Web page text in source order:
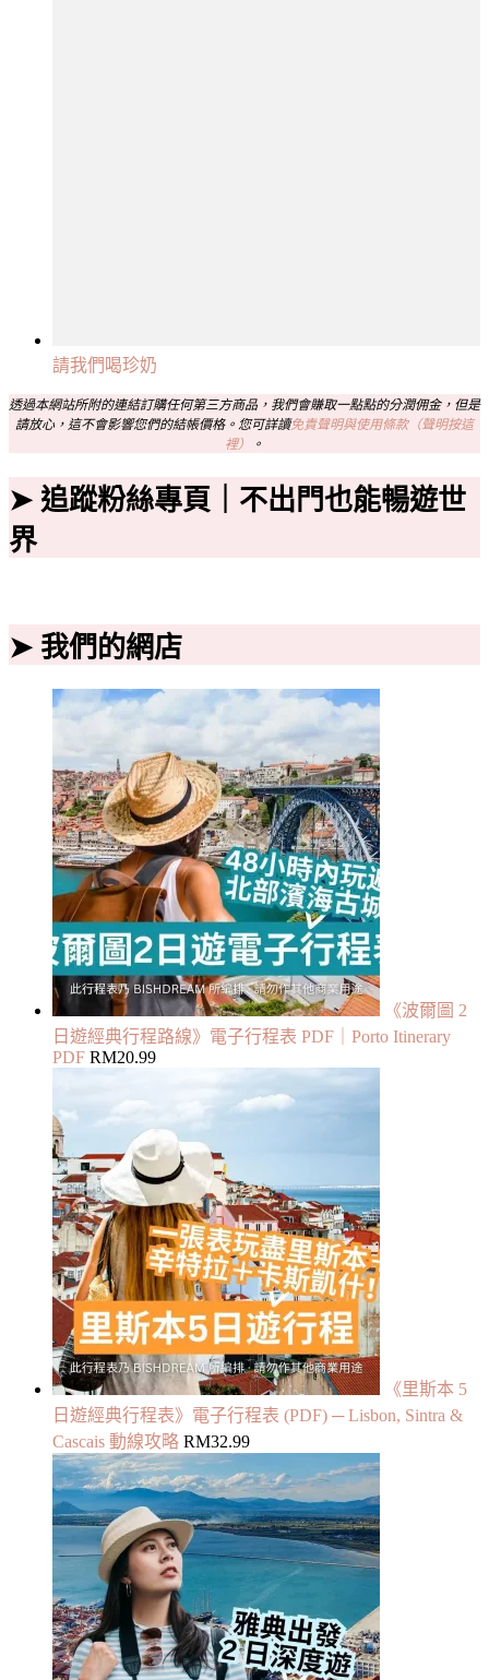
請我們喝珍奶
透過本網站所附的連結訂購任何第三方商品，我們會賺取一點點的分潤佣金，但是
請放心，這不會影響您們的結帳價格。您可詳讀免責聲明與使用條款（聲明按這
裡）
。
➤ 追蹤粉絲專頁｜不出門也能暢遊世
界
➤ 我們的網店
《波爾圖 2
日遊經典行程路線》電子行程表 PDF｜Porto Itinerary
PDF RM20.99
《里斯本 5
日遊經典行程表》電子行程表 (PDF) ─ Lisbon, Sintra &
Cascais 動線攻略 RM32.99